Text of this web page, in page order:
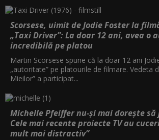
Scorsese, uimit de Jodie Foster la
„Taxi Driver”: La doar 12 ani, avea o
incredibilă pe platou
Martin Scorsese spune că la doar 12 ani
„autoritate” pe platourile de filmare. Vedeta
Mieilor” a participat...
Michelle Pfeiffer nu-și mai dorește să
Cele mai recente proiecte TV au
mult mai distractiv”